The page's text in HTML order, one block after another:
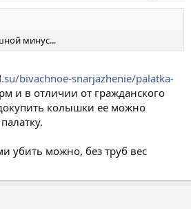
минус...
bivachnoe-snarjazhenie/palatka-
и в отличии от гражданского
колышки ее можно
убить можно, без труб вес